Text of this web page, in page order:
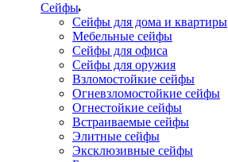
Сейфы
Сейфы для дома и квартиры
Мебельные сейфы
Сейфы для офиса
Сейфы для оружия
Взломостойкие сейфы
Огневзломостойкие сейфы
Огнестойкие сейфы
Встраиваемые сейфы
Элитные сейфы
Эксклюзивные сейфы